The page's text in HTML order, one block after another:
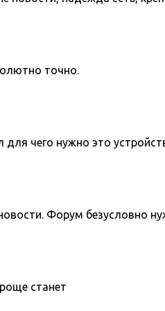
точно.
для чего нужно это
Форум безусловно
станет